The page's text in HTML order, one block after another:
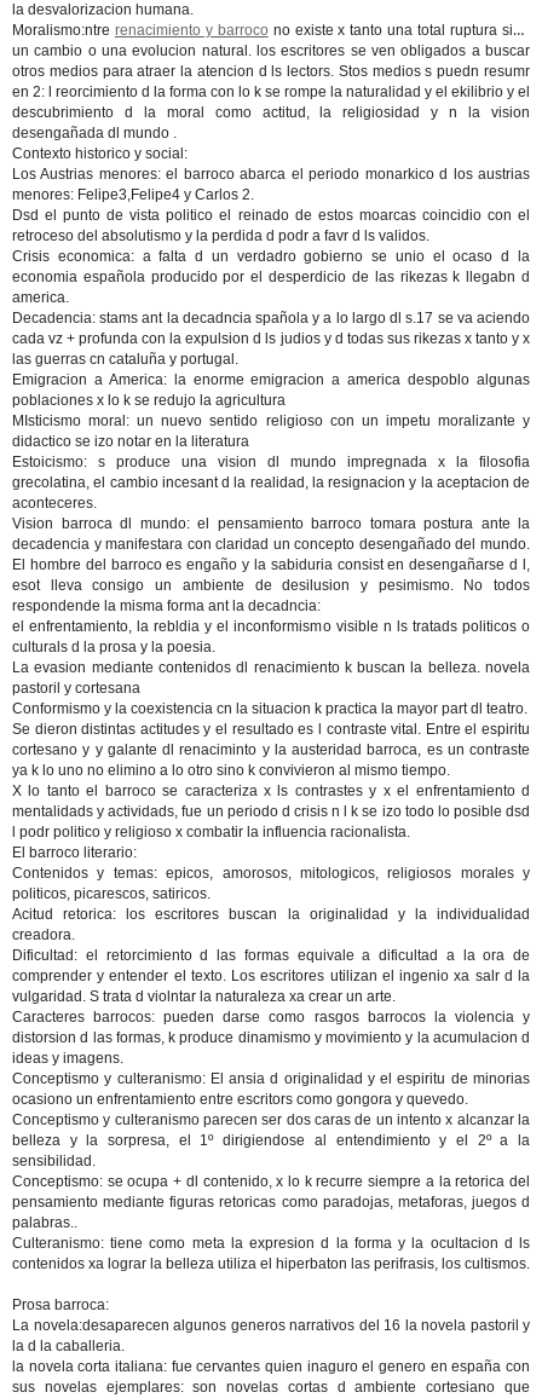
la desvalorizacion humana.
Moralismo:ntre renacimiento y barroco no existe x tanto una total ruptura sino
un cambio o una evolucion natural. los escritores se ven obligados a buscar
otros medios para atraer la atencion d ls lectors. Stos medios s puedn resumr
en 2: l reorcimiento d la forma con lo k se rompe la naturalidad y el ekilibrio y el
descubrimiento d la moral como actitud, la religiosidad y n la vision
desengañada dl mundo .
Contexto historico y social:
Los Austrias menores: el barroco abarca el periodo monarkico d los austrias
menores: Felipe3,Felipe4 y Carlos 2.
Dsd el punto de vista politico el reinado de estos moarcas coincidio con el
retroceso del absolutismo y la perdida d podr a favr d ls validos.
Crisis economica: a falta d un verdadro gobierno se unio el ocaso d la
economia española producido por el desperdicio de las rikezas k llegabn d
america.
Decadencia: stams ant la decadncia spañola y a lo largo dl s.17 se va aciendo
cada vz + profunda con la expulsion d ls judios y d todas sus rikezas x tanto y x
las guerras cn cataluña y portugal.
Emigracion a America: la enorme emigracion a america despoblo algunas
poblaciones x lo k se redujo la agricultura
MIsticismo moral: un nuevo sentido religioso con un impetu moralizante y
didactico se izo notar en la literatura
Estoicismo: s produce una vision dl mundo impregnada x la filosofia
grecolatina, el cambio incesant d la realidad, la resignacion y la aceptacion de
aconteceres.
Vision barroca dl mundo: el pensamiento barroco tomara postura ante la
decadencia y manifestara con claridad un concepto desengañado del mundo.
El hombre del barroco es engaño y la sabiduria consist en desengañarse d l,
esot lleva consigo un ambiente de desilusion y pesimismo. No todos
respondende la misma forma ant la decadncia:
el enfrentamiento, la rebldia y el inconformismo visible n ls tratads politicos o
culturals d la prosa y la poesia.
La evasion mediante contenidos dl renacimiento k buscan la belleza. novela
pastoril y cortesana
Conformismo y la coexistencia cn la situacion k practica la mayor part dl teatro.
Se dieron distintas actitudes y el resultado es l contraste vital. Entre el espiritu
cortesano y y galante dl renaciminto y la austeridad barroca, es un contraste
ya k lo uno no elimino a lo otro sino k convivieron al mismo tiempo.
X lo tanto el barroco se caracteriza x ls contrastes y x el enfrentamiento d
mentalidads y actividads, fue un periodo d crisis n l k se izo todo lo posible dsd
l podr politico y religioso x combatir la influencia racionalista.
El barroco literario:
Contenidos y temas: epicos, amorosos, mitologicos, religiosos morales y
politicos, picarescos, satiricos.
Acitud retorica: los escritores buscan la originalidad y la individualidad
creadora.
Dificultad: el retorcimiento d las formas equivale a dificultad a la ora de
comprender y entender el texto. Los escritores utilizan el ingenio xa salr d la
vulgaridad. S trata d violntar la naturaleza xa crear un arte.
Caracteres barrocos: pueden darse como rasgos barrocos la violencia y
distorsion d las formas, k produce dinamismo y movimiento y la acumulacion d
ideas y imagens.
Conceptismo y culteranismo: El ansia d originalidad y el espiritu de minorias
ocasiono un enfrentamiento entre escritors como gongora y quevedo.
Conceptismo y culteranismo parecen ser dos caras de un intento x alcanzar la
belleza y la sorpresa, el 1º dirigiendose al entendimiento y el 2º a la
sensibilidad.
Conceptismo: se ocupa + dl contenido, x lo k recurre siempre a la retorica del
pensamiento mediante figuras retoricas como paradojas, metaforas, juegos d
palabras..
Culteranismo: tiene como meta la expresion d la forma y la ocultacion d ls
contenidos xa lograr la belleza utiliza el hiperbaton las perifrasis, los cultismos.
Prosa barroca:
La novela:desaparecen algunos generos narrativos del 16 la novela pastoril y
la d la caballeria.
la novela corta italiana: fue cervantes quien inaguro el genero en españa con
sus novelas ejemplares: son novelas cortas d ambiente cortesiano que